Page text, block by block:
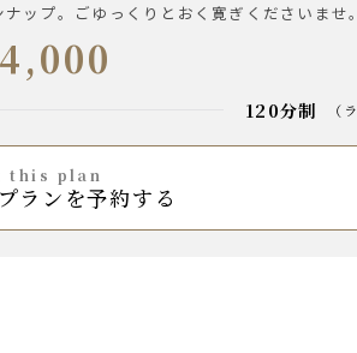
ップ。ごゆっくりとおく寛ぎくださいませ。
120分制 （
this plan
プランを予約する